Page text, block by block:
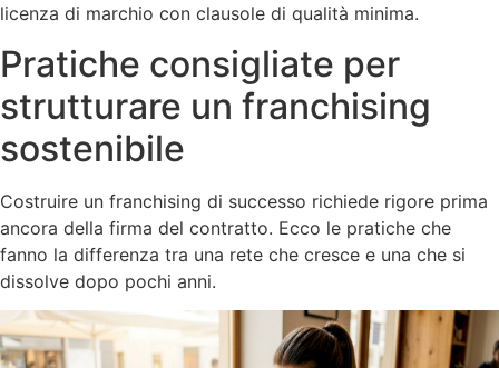
licenza di marchio con clausole di qualità minima.
Pratiche consigliate per
strutturare un franchising
sostenibile
Costruire un franchising di successo richiede rigore prima
ancora della firma del contratto. Ecco le pratiche che
fanno la differenza tra una rete che cresce e una che si
dissolve dopo pochi anni.